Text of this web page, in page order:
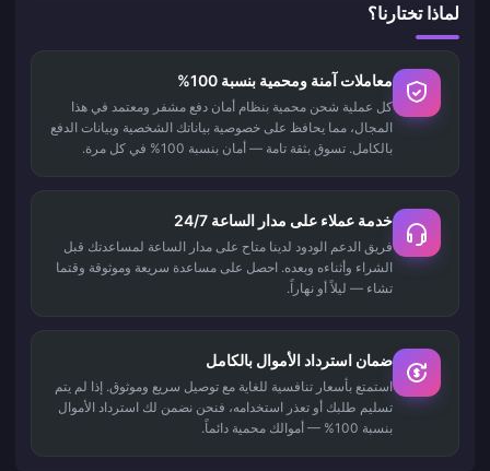
لماذا تختارنا؟
معاملات آمنة ومحمية بنسبة 100%
كل عملية شحن محمية بنظام أمان دفع مشفر ومعتمد في هذا
المجال، مما يحافظ على خصوصية بياناتك الشخصية وبيانات الدفع
بالكامل. تسوق بثقة تامة — أمان بنسبة 100% في كل مرة.
خدمة عملاء على مدار الساعة 24/7
فريق الدعم الودود لدينا متاح على مدار الساعة لمساعدتك قبل
الشراء وأثناءه وبعده. احصل على مساعدة سريعة وموثوقة وقتما
تشاء — ليلاً أو نهاراً.
ضمان استرداد الأموال بالكامل
استمتع بأسعار تنافسية للغاية مع توصيل سريع وموثوق. إذا لم يتم
تسليم طلبك أو تعذر استخدامه، فنحن نضمن لك استرداد الأموال
بنسبة 100% — أموالك محمية دائماً.